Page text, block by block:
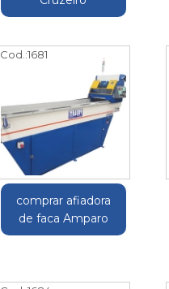
Cod.:1681
comprar afiadora
de faca Amparo